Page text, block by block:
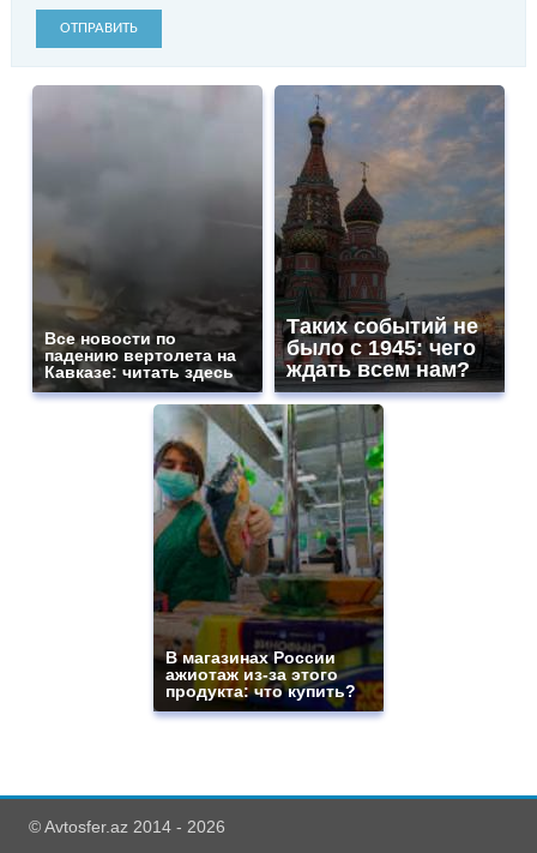
ОТПРАВИТЬ
Все новости по
падению вертолета на
Кавказе: читать здесь
Таких событий не
было с 1945: чего
ждать всем нам?
В магазинах России
ажиотаж из-за этого
продукта: что купить?
© Avtosfer.az 2014 - 2026